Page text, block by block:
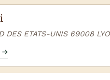
DES ETATS-UNIS 69008
→